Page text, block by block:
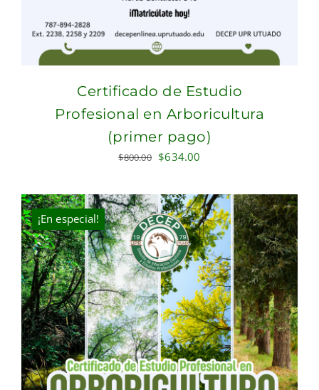
Certificado de Estudio
Profesional en Arboricultura
(primer pago)
$800.00 Original
was:
$800.00.
$634.00
is:
$634.00.
¡En especial!